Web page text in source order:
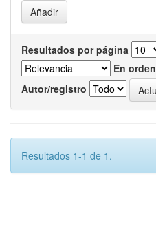
Resultados por página
En orden
Autor/registro
Resultados 1-1 de 1.